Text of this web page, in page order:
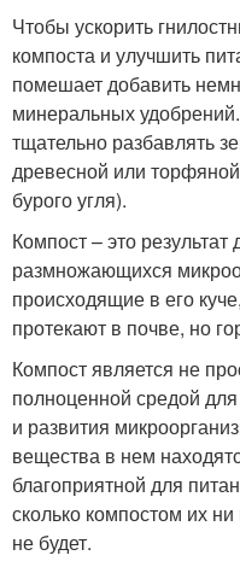
Чтобы ускорить
компоста и улучшить
помешает добавить
минеральных
тщательно разбавлять
древесной или
бурого угля).
Компост – это
размножающихся
происходящие в его
протекают в почве, но
Компост является не
полноценной средой
и развития
вещества в нем
благоприятной для
сколько компостом их
не будет.